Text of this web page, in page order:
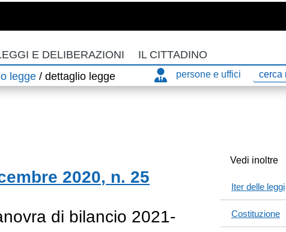
E DELIBERAZIONI IL CITTADINO
legge / dettaglio legge persone e uffici
Ricerca
2020, n. 25
di bilancio 2021-
Vedi inoltre
Iter delle leggi
Costituzione